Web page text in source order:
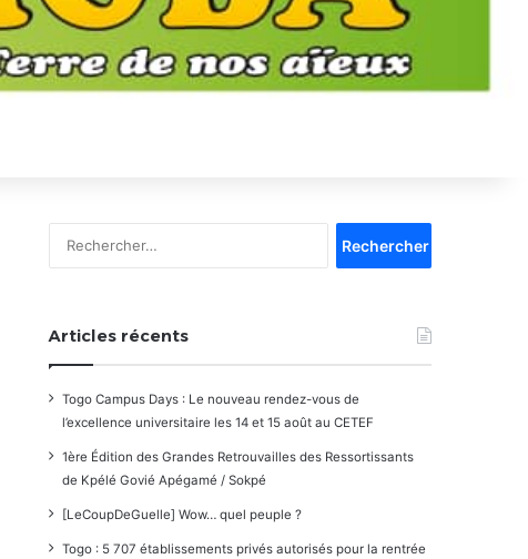
Articles récents
Togo Campus Days : Le nouveau rendez-vous de
l’excellence universitaire les 14 et 15 août au CETEF
1ère Édition des Grandes Retrouvailles des Ressortissants
de Kpélé Govié Apégamé / Sokpé
[LeCoupDeGuelle] Wow… quel peuple ?
Togo : 5 707 établissements privés autorisés pour la rentrée